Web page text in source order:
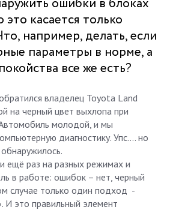
ошибки в блоках
касается только
например, делать, если
параметры в норме, а
все же есть?
владелец Toyota Land
на черный цвет выхлопа при
Автомобиль молодой, и мы
диагностику. Упс…. но
ещё раз на разных режимах и
в работе: ошибок – нет, черный
случае только один подход -
И это правильный элемент